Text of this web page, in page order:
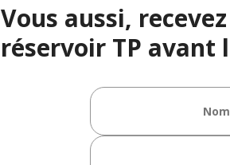
Vous aussi,
réservoir TP avant